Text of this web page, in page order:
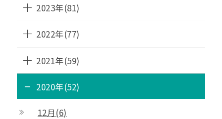
2023年(81)
2022年(77)
2021年(59)
2020年(52)
12月(6)